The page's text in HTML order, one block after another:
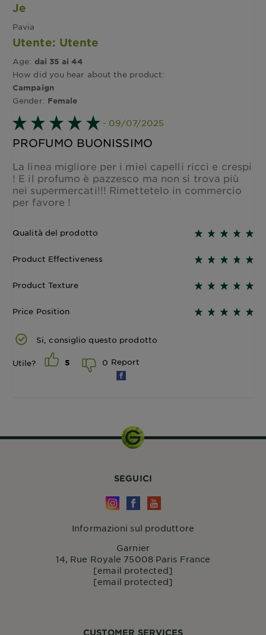
Je
Pavia
Utente: Utente
Age: dai 35 ai 44
How did you hear about the product:
Campaign
Gender: Female
- 09/07/2025
PROFUMO BUONISSIMO
La linea migliore per i miei capelli ricci e crespi
! E il profumo è pazzesco ma non si trova più
nei supermercati!!! Rimettetelo in commercio
per favore !
Qualità del prodotto
Product Effectiveness
Product Texture
Price Position
Si, consiglio questo prodotto
Utile? 5 0 Report
CUSTOMER SERVICES
SEGUICI
Informazioni sul produttore
Garnier
14, Rue Royale 75008 Paris France
[email protected]
[email protected]